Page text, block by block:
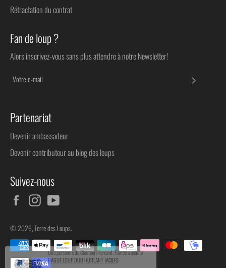
Rétractation du contrat
Fan de loup ?
Alors inscrivez-vous sans plus attendre à notre Newsletter!
Partenariat
Devenir ambassadeur
Devenir contributeur au blog des loups
Suivez-nous
FacebookInstagram
© 2026,Terre des Loups.
Méthodes
de
paiement
Une personne deClermont-Ferrand, France a acheté
BAGUE LOUP DUO HURLANT (ACIER)